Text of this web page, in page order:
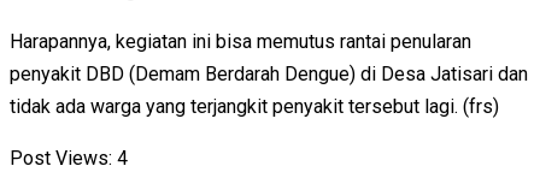
Harapannya, kegiatan ini bisa memutus rantai penularan
penyakit DBD (Demam Berdarah Dengue) di Desa Jatisari dan
tidak ada warga yang terjangkit penyakit tersebut lagi. (frs)
Post Views: 4